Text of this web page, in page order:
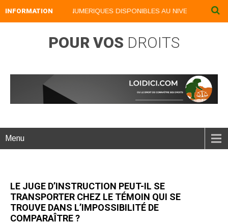
INFORMATION
NOS LIVRES NUMERIQUES DISPONIBLES AU NIVEAU DU
POUR VOS DROITS
Menu
LE JUGE D’INSTRUCTION PEUT-IL SE
TRANSPORTER CHEZ LE TÉMOIN QUI SE
TROUVE DANS L’IMPOSSIBILITÉ DE
COMPARAÎTRE ?